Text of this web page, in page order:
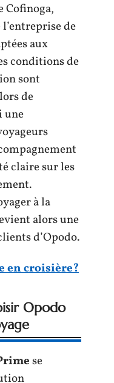
Cofinoga,
de
aux
conditions de
sont
de
une
claire sur les
à la
alors une
d’Opodo.
en croisière?
Opodo
se